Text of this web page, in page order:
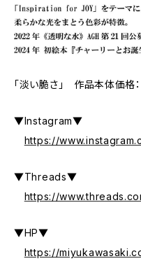
「淡い脆さ」 作品本体価
▼Instagram▼
https://
▼Threads▼
https://
▼HP▼
https://